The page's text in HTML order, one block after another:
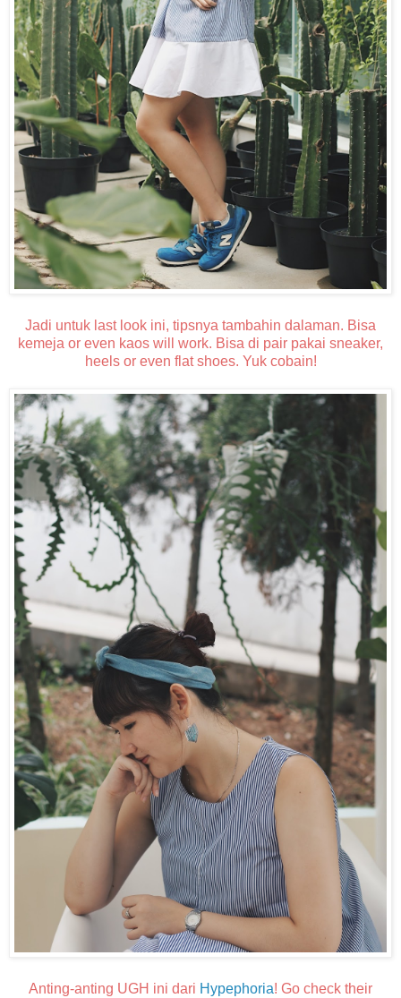
Jadi untuk last look ini, tipsnya tambahin dalaman. Bisa
kemeja or even kaos will work. Bisa di pair pakai sneaker,
heels or even flat shoes. Yuk cobain!
Anting-anting UGH ini dari Hypephoria! Go check their